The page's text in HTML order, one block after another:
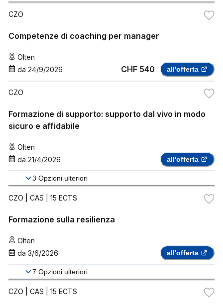
CZO
Competenze di coaching per manager
Olten
da 24/9/2026 CHF 540 all'offerta
CZO
Formazione di supporto: supporto dal vivo in modo
sicuro e affidabile
Olten
da 21/4/2026 all'offerta
3 Opzioni ulteriori
CZO | CAS | 15 ECTS
Formazione sulla resilienza
Olten
da 3/6/2026 all'offerta
7 Opzioni ulteriori
CZO | CAS | 15 ECTS